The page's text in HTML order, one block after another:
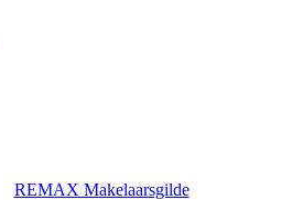
REMAX Makelaarsgilde